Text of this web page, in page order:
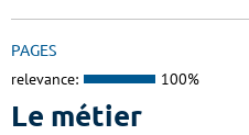
PAGES
relevance: 100%
Le métier